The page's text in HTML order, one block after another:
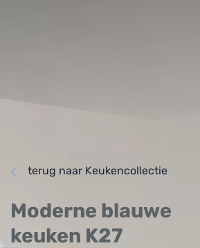
terug naar Keukencollectie
Moderne blauwe
keuken K27